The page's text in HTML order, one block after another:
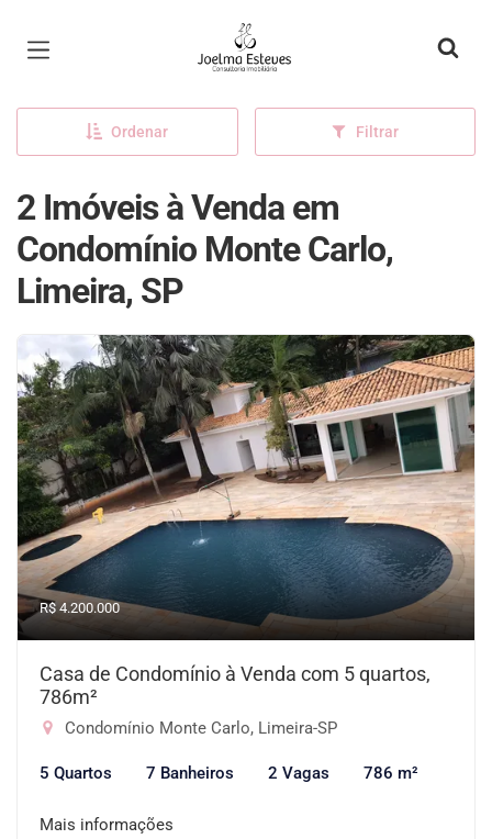
Página inicial
Ordenar Filtrar
2 Imóveis à Venda em
Condomínio Monte Carlo,
Limeira, SP
R$ 4.200.000
Casa de Condomínio à Venda com 5 quartos,
786m²
Condomínio Monte Carlo, Limeira-SP
5 Quartos 7 Banheiros 2 Vagas 786 m²
Mais informações